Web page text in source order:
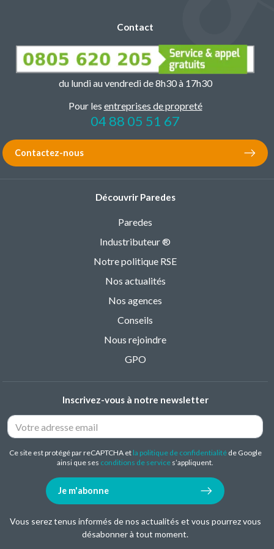
Contact
du lundi au vendredi de 8h30 à 17h30
Pour les entreprises de propreté
04 88 05 51 67
Contactez-nous
Découvrir Paredes
Paredes
Industributeur ®
Notre politique RSE
Nos actualités
Nos agences
Conseils
Nous rejoindre
GPO
Inscrivez-vous à notre newsletter
Ce site est protégé par reCAPTCHA et la politique de confidentialitéde Google
ainsi que ses conditions de service s’appliquent.
Je m'abonne
Vous serez tenus informés de nos actualités et vous pourrez vous
désabonner à tout moment.